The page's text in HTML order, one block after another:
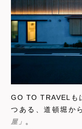
GO TO TRAVELも
つある、道頓堀か
屋」 。